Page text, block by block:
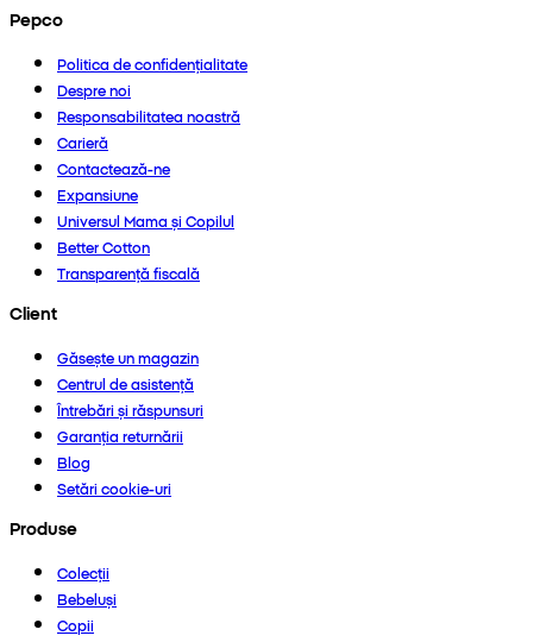
Pepco
Politica de confidențialitate
Despre noi
Responsabilitatea noastră
Carieră
Contactează-ne
Expansiune
Universul Mama și Copilul
Better Cotton
Transparență fiscală
Client
Găsește un magazin
Centrul de asistență
Întrebări și răspunsuri
Garanția returnării
Blog
Setări cookie-uri
Produse
Colecții
Bebeluși
Copii